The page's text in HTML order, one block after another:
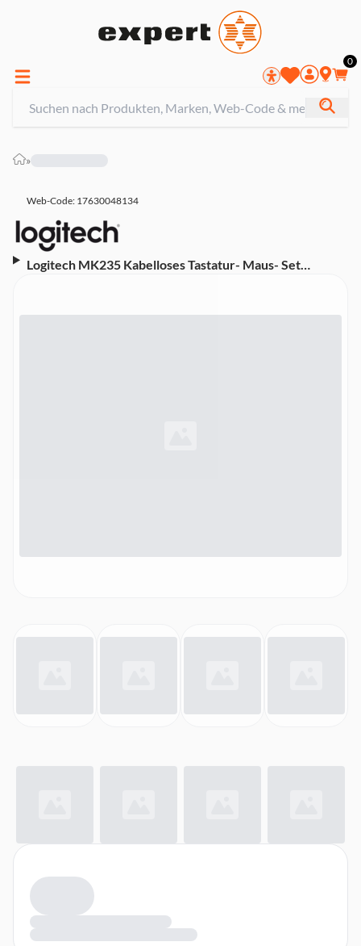
0
»
Web-Code: 17630048134
Logitech MK235 Kabelloses Tastatur- Maus- Set